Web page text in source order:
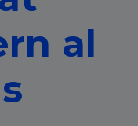
al